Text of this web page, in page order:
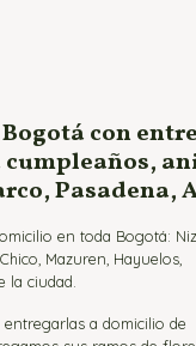
con
Pasadena,
en toda Bogotá:
Mazuren, Hayuelos,
la ciudad.
a domicilio de